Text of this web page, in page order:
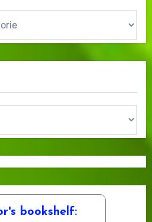
bookshelf: